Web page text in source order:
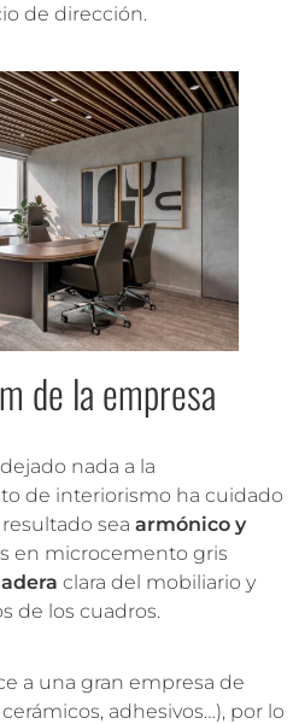
de dirección.
de la empresa
nada a la
de interiorismo ha cuidado
sea armónico y
en microcemento gris
clara del mobiliario y
de los cuadros.
a una gran empresa de
adhesivos…), por lo